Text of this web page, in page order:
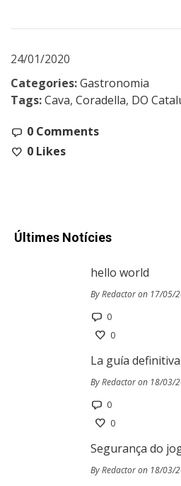
24/01/2020
Categories:Gastronomia
Tags:Cava, Coradella, DO
0 Comments
0 Likes
Últimes Notícies
hello world
By Redactor on 17/05/
0
0
La guía
By Redactor on 18/03/
0
0
Segurança do
By Redactor on 18/03/